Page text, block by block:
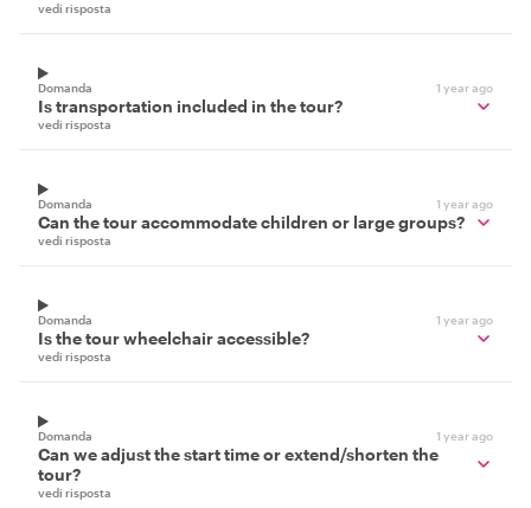
vedi risposta
Domanda 1 year ago
Is transportation included in the tour?
vedi risposta
Domanda 1 year ago
Can the tour accommodate children or large groups?
vedi risposta
Domanda 1 year ago
Is the tour wheelchair accessible?
vedi risposta
Domanda 1 year ago
Can we adjust the start time or extend/shorten the
tour?
vedi risposta